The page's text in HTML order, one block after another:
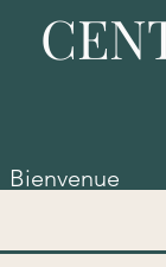
Bienvenue